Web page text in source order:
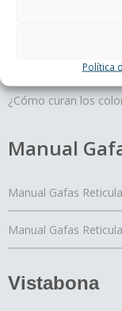
Política
Movimiento y
¿Cómo curan los
Manual
Manual Gafas
Manual Gafas
Vistabona